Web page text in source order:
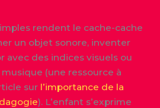
rendent le cache-cache
un objet sonore, inventer
avec des indices visuels ou
(une ressource à
sur l’importance de la
). L’enfant s’exprime